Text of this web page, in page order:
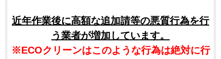
近年作業後に高額な追加請等の悪質行為を行
う業者が増加しています。
※ECOクリーンはこのような行為は絶対に行